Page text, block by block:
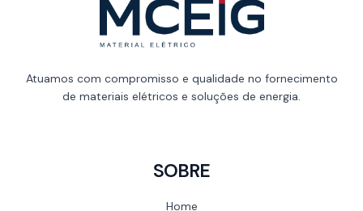
Atuamos com compromisso e qualidade no fornecimento
de materiais elétricos e soluções de energia.
SOBRE
Home